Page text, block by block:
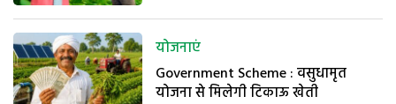
योजनाएं
Government Scheme : वसुधामृत
योजना से मिलेगी टिकाऊ खेती